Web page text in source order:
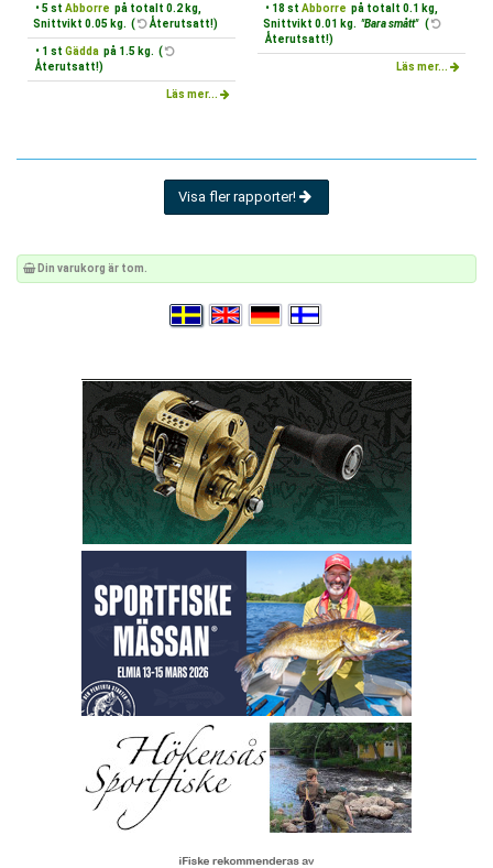
• 5 st Abborre på totalt 0.2 kg,
Snittvikt 0.05 kg. (
Återutsatt!)
• 1 st Gädda på 1.5 kg. (
Återutsatt!)
Läs mer...
• 18 st Abborre på totalt 0.1 kg,
Snittvikt 0.01 kg. "Bara smått" (
Återutsatt!)
Läs mer...
Visa fler rapporter!
Din varukorg är tom.